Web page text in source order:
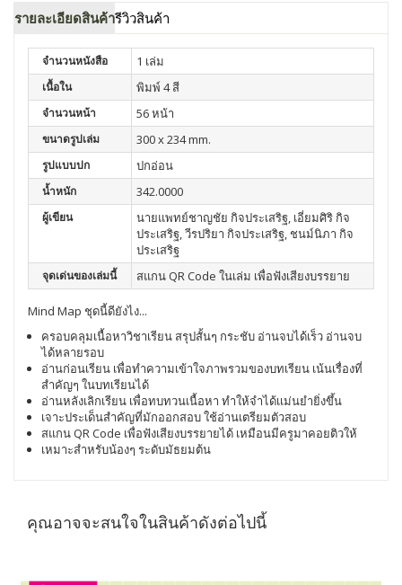
รายละเอียดสินค้ารีวิวสินค้า
จำนวนหนังสือ 1 เล่ม
เนื้อใน พิมพ์ 4 สี
จำนวนหน้า 56 หน้า
ขนาดรูปเล่ม 300 x 234 mm.
รูปแบบปก ปกอ่อน
น้ำหนัก 342.0000
ผู้เขียน
นายแพทย์ชาญชัย กิจประเสริฐ, เอี่ยมศิริ กิจ
ประเสริฐ, วีรปริยา กิจประเสริฐ, ชนม์นิภา กิจ
ประเสริฐ
จุดเด่นของเล่มนี้ สแกน QR Code ในเล่ม เพื่อฟังเสียงบรรยาย
Mind Map ชุดนี้ดียังไง​...
ครอบคลุมเนื้อหาวิชาเรียน สรุปสั้นๆ กระชับ อ่านจบได้เร็ว อ่านจบ
ได้หลายรอบ
อ่านก่อนเรียน เพื่อทำความเข้าใจภาพรวมของบทเรียน เน้นเรื่องที่
สำคัญๆ ในบทเรียนได้
อ่านหลังเลิกเรียน เพื่อทบทวนเนื้อหา ทำให้จำได้เเม่นยำยิ่งขึ้น
เจาะประเด็นสำคัญที่มักออกสอบ ใช้อ่านเตรียมตัวสอบ
สแกน QR Code เพื่อฟังเสียงบรรยายได้ เหมือนมีครูมาคอยติวให้
เหมาะสำหรับน้องๆ ระดับมัธยมต้น
คุณอาจจะสนใจในสินค้าดังต่อไปนี้